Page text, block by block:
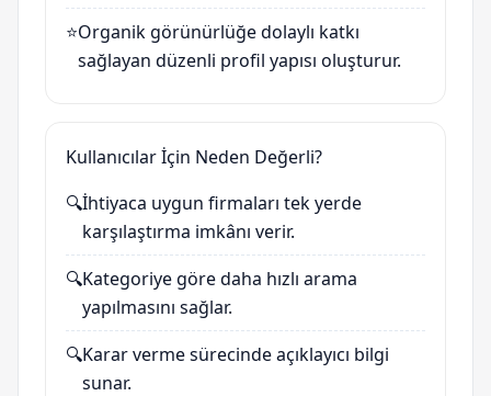
⭐Organik görünürlüğe dolaylı katkı
sağlayan düzenli profil yapısı oluşturur.
Kullanıcılar İçin Neden Değerli?
🔍İhtiyaca uygun firmaları tek yerde
karşılaştırma imkânı verir.
🔍Kategoriye göre daha hızlı arama
yapılmasını sağlar.
🔍Karar verme sürecinde açıklayıcı bilgi
sunar.